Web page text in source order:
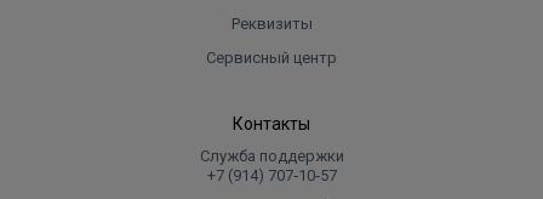
Реквизиты
Сервисный центр
Контакты
Служба поддержки
+7 (914) 707‑10‑57